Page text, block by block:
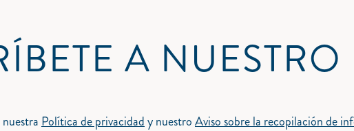
A
nuestra Política de privacidady nuestroAviso sobre la recopilación de